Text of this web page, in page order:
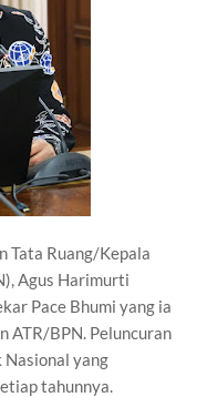
Tata Ruang/Kepala
Agus Harimurti
Pace Bhumi yang ia
ATR/BPN. Peluncuran
yang
tahunnya.